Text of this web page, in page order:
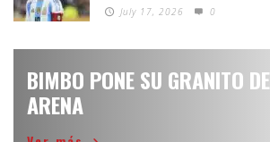
July 17, 2026 0
BIMBO PONE SU GRANITO DE
ARENA